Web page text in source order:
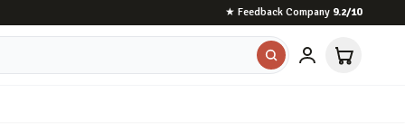
★ Feedback Company 9.2/10